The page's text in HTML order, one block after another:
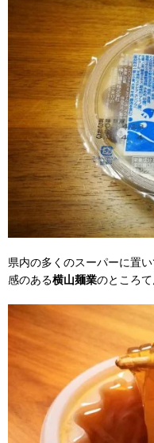
県内の多くのスーパーに置
感のある横山麺業のところて